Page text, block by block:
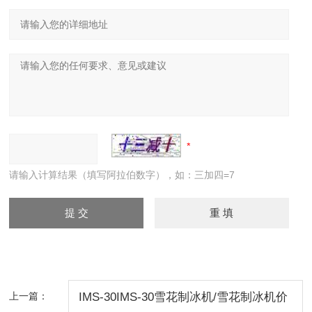
请输入计算结果（填写阿拉伯数字），如：三加四=7
上一篇： IMS-30IMS-30雪花制冰机/雪花制冰机价